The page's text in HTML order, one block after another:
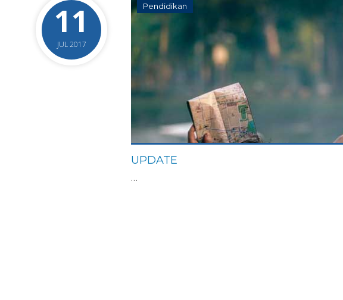
11
JUL 2017
Pendidikan
UPDATE
…